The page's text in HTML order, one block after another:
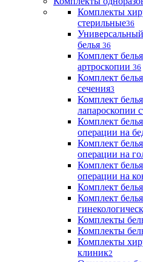
Комплекты
стерильные36
белья 36
Комплект
артроскопии 36
Комплект
сечения3
Комплект
лапароскопии
Комплект
операции на
Комплект
операции на
Комплект
операции на
Комплект
Комплект
Комплекты
Комплекты
Комплекты
клиник2